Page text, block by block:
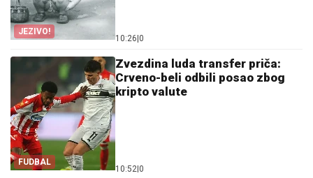
JEZIVO!
10:26|0
FUDBAL
Zvezdina luda transfer priča:
Crveno-beli odbili posao zbog
kripto valute
10:52|0